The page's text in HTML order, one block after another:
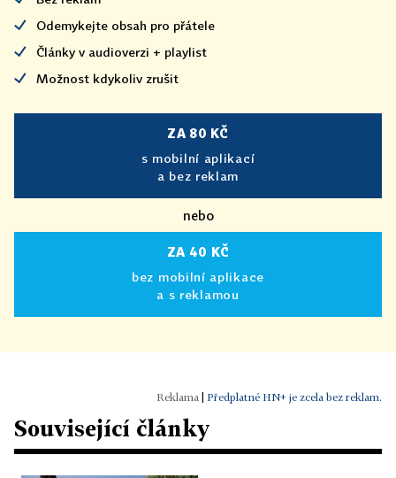
Odemykejte obsah pro přátele
Články v audioverzi + playlist
Možnost kdykoliv zrušit
ZA 80 KČ
s mobilní aplikací
a bez reklam
nebo
ZA 40 KČ
bez mobilní aplikace
a s reklamou
Předplatné HN+ je zcela bez reklam.
Související články